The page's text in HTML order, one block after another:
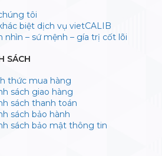
tôi
biệt dịch vụ vietCALIB
nhìn – sứ mệnh – gía trị cốt lõi
SÁCH
thức mua hàng
sách giao hàng
sách thanh toán
sách bảo hành
sách bảo mật thông tin